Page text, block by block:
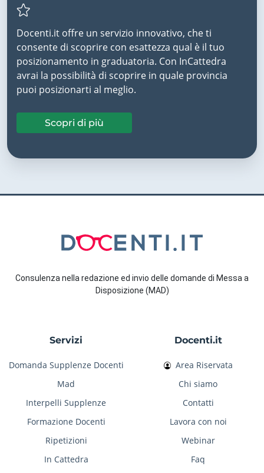
Docenti.it offre un servizio innovativo, che ti
consente di scoprire con esattezza qual è il tuo
posizionamento in graduatoria. Con InCattedra
avrai la possibilità di scoprire in quale provincia
puoi posizionarti al meglio.
Scopri di più
Consulenza nella redazione ed invio delle domande di Messa a
Disposizione (MAD)
Servizi
Domanda Supplenze Docenti
Mad
Interpelli Supplenze
Formazione Docenti
Ripetizioni
In Cattedra
Docenti.it
Area Riservata
Chi siamo
Contatti
Lavora con noi
Webinar
Faq